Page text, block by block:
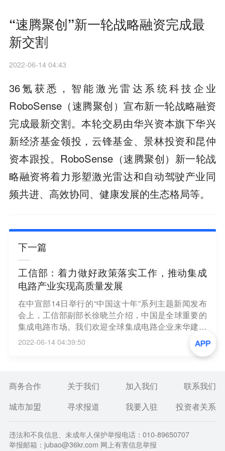
“速腾聚创”新一轮战略融资完成最
新交割
2022-06-14 04:43
36氪获悉，智能激光雷达系统科技企业
RoboSense（速腾聚创）宣布新一轮战略融资
完成最新交割。本轮交易由华兴资本旗下华兴
新经济基金领投，云锋基金、景林投资和昆仲
资本跟投。RoboSense（速腾聚创）新一轮战
略融资将着力形塑激光雷达和自动驾驶产业同
频共进、高效协同、健康发展的生态格局等。
下一篇
工信部：着力做好政策落实工作，推动集成
电路产业实现高质量发展
在中宣部14日举行的“中国这十年”系列主题新闻发布
会上，工信部副部长徐晓兰介绍，中国是全球重要的
集成电路市场。我们欢迎全球集成电路企业来华建设
研发、生产和运营中心，鼓励更多优秀企业家和高素
质技术、管理人才队伍来华发展，共享市场需求增长
带来的发展红利。我们将着力做好政策落实工作，加
保护，营造公正公平的市场环境，推动集成电路产业
2022-06-14 04:39:50
商务合作 关于我们 加入我们
联系我们
城市加盟
寻求报道 我要入驻 投资者关系
违法和不良信息、未成年人保护举报电话：010-89650707
举报邮箱：jubao@36kr.com 网上有害信息举报